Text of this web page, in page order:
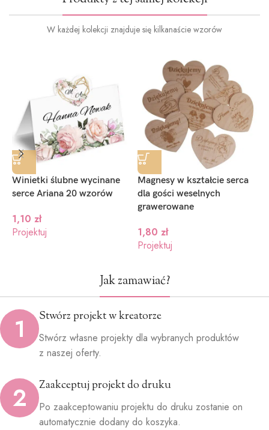
W każdej kolekcji znajduje się kilkanaście wzorów
Winietki ślubne wycinane
serce Ariana 20 wzorów
1,10 zł
Projektuj
Magnesy w kształcie serca
dla gości weselnych
grawerowane
1,80 zł
Projektuj
Jak zamawiać?
1 Stwórz projekt w kreatorze
Stwórz własne projekty dla wybranych produktów
z naszej oferty.
2 Zaakceptuj projekt do druku
Po zaakceptowaniu projektu do druku zostanie on
automatycznie dodany do koszyka.